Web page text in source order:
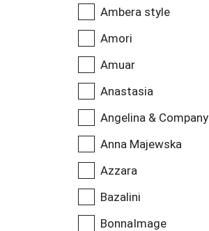
Ambera style
Amori
Amuar
Anastasia
Angelina & Company
Anna Majewska
Azzara
Bazalini
BonnaImage